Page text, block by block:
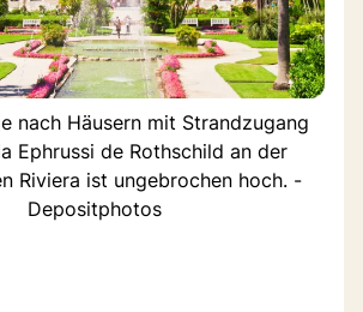
nach Häusern mit Strandzugang
Ephrussi de Rothschild an der
Riviera ist ungebrochen hoch. -
Depositphotos